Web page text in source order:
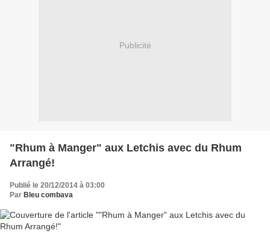
Publicité
"Rhum à Manger" aux Letchis avec du Rhum
Arrangé!
Publié le 20/12/2014 à 03:00
Par Bleu combava